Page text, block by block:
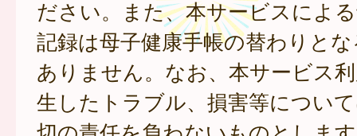
ださい。また、本サービスによ
記録は母子健康手帳の替わりと
ありません。なお、本サービス
生したトラブル、損害等につい